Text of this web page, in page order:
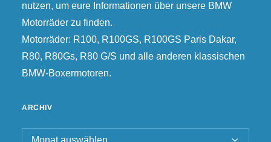
nutzen, um eure Informationen über unsere BMW
Motorräder zu finden.
Motorräder: R100, R100GS, R100GS Paris Dakar,
R80, R80Gs, R80 G/S und alle anderen klassischen
BMW-Boxermotoren.
ARCHIV
Archiv